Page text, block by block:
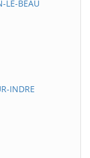
LE-BEAU
INDRE